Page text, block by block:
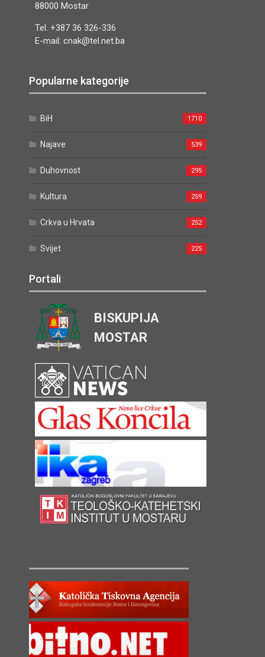
88000 Mostar
Tel. +387 36 326-336
E-mail: cnak@tel.net.ba
Popularne kategorije
BiH 1710
Najave 539
Duhovnost 295
Kultura 259
Crkva u Hrvata 252
Svijet 225
Portali
BISKUPIJA
MOSTAR